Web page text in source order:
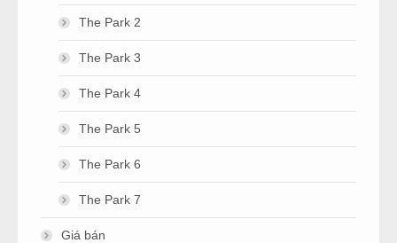
The Park 2
The Park 3
The Park 4
The Park 5
The Park 6
The Park 7
Giá bán